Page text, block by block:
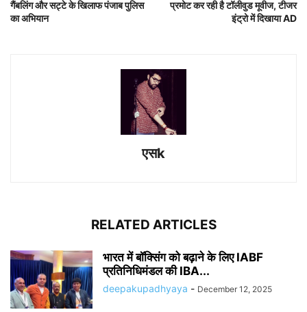
गैंबलिंग और सट्टे के खिलाफ पंजाब पुलिस
का अभियान
प्रमोट कर रही है टॉलीवुड मूवीज, टीजर
इंट्रो में दिखाया AD
एसk
RELATED ARTICLES
भारत में बॉक्सिंग को बढ़ाने के लिए IABF
प्रतिनिधिमंडल की IBA...
deepakupadhyaya - December 12, 2025